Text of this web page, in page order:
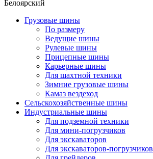
Белоярский
Грузовые шины
По размеру
Ведущие шины
Рулевые шины
Прицепные шины
Карьерные шины
Для шахтной техники
Зимние грузовые шины
Камаз вездеход
Сельскохозяйственные шины
Индустриальные шины
Для подземной техники
Для мини-погрузчиков
Для экскаваторов
Для экскаваторов-погрузчиков